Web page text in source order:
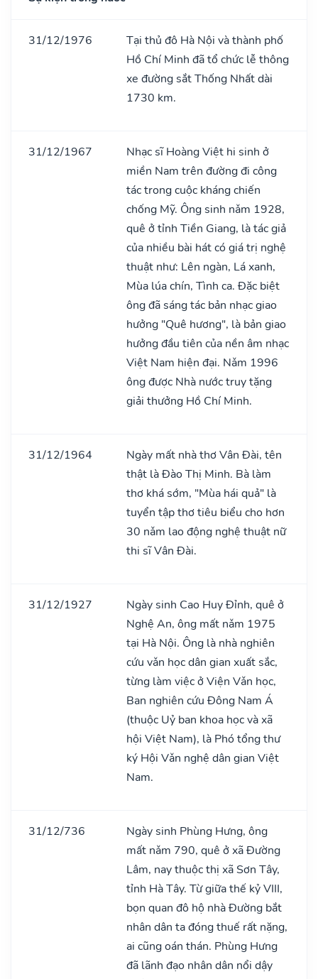
31/12/1976
Tại thủ đô Hà Nội và thành phố
Hồ Chí Minh đã tổ chức lễ thông
xe đường sắt Thống Nhất dài
1730 km.
31/12/1967
Nhạc sĩ Hoàng Việt hi sinh ở
miền Nam trên đường đi công
tác trong cuộc kháng chiến
chống Mỹ. Ông sinh nǎm 1928,
quê ở tỉnh Tiền Giang, là tác giả
của nhiều bài hát có giá trị nghệ
thuật như: Lên ngàn, Lá xanh,
Mùa lúa chín, Tình ca. Đặc biệt
ông đã sáng tác bản nhạc giao
hưởng "Quê hương", là bản giao
hưởng đầu tiên của nền âm nhạc
Việt Nam hiện đại. Nǎm 1996
ông được Nhà nước truy tặng
giải thưởng Hồ Chí Minh.
31/12/1964
Ngày mất nhà thơ Vân Đài, tên
thật là Đào Thị Minh. Bà làm
thơ khá sớm, "Mùa hái quả" là
tuyển tập thơ tiêu biểu cho hơn
30 nǎm lao động nghệ thuật nữ
thi sĩ Vân Đài.
31/12/1927
Ngày sinh Cao Huy Đỉnh, quê ở
Nghệ An, ông mất nǎm 1975
tại Hà Nội. Ông là nhà nghiên
cứu vǎn học dân gian xuất sắc,
từng làm việc ở Viện Vǎn học,
Ban nghiên cứu Đông Nam Á
(thuộc Uỷ ban khoa học và xã
hội Việt Nam), là Phó tổng thư
ký Hội Vǎn nghệ dân gian Việt
Nam.
31/12/736
Ngày sinh Phùng Hưng, ông
mất nǎm 790, quê ở xã Đường
Lâm, nay thuộc thị xã Sơn Tây,
tỉnh Hà Tây. Từ giữa thế kỷ VIII,
bọn quan đô hộ nhà Đường bắt
nhân dân ta đóng thuế rất nặng,
ai cũng oán thán. Phùng Hưng
đã lãnh đạo nhân dân nổi dậy